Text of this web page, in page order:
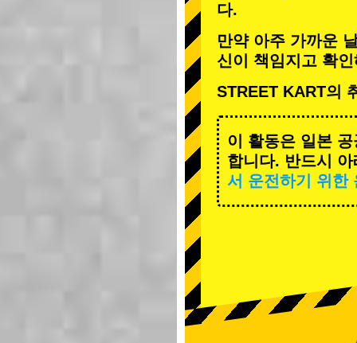
다.
만약 아주 가까운
신이 책임지고 확
STREET KART의
이 활동은 일본
합니다. 반드시
서 운전하기 위한